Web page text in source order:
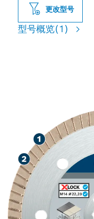
更改型号
型号概览(1)